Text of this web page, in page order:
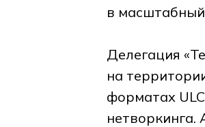
в
Делегация
на
форматах
нетворкинга.